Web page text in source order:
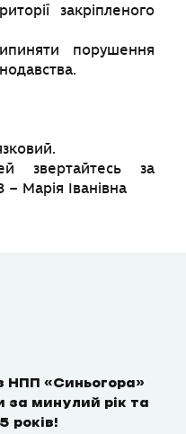
закріпленого
порушення
звертайтесь за
Марія Іванівна
НПП «Синьогора»
за минулий рік та
років!